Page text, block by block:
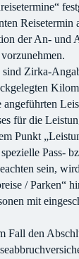
Reisetermin
der An- und
Zirka-
angeführten
für die
Punkt
Pass-
sein,
/ Parken“
mit
Fall den